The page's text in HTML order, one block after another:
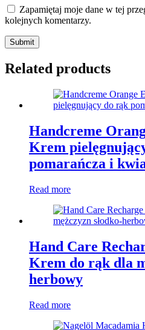
Zapamiętaj moje dane w tej
kolejnych komentarzy.
Related products
Handcreme
Krem
pomarańcza i
Read more
Hand Care
Krem do rąk dla
herbowy
Read more